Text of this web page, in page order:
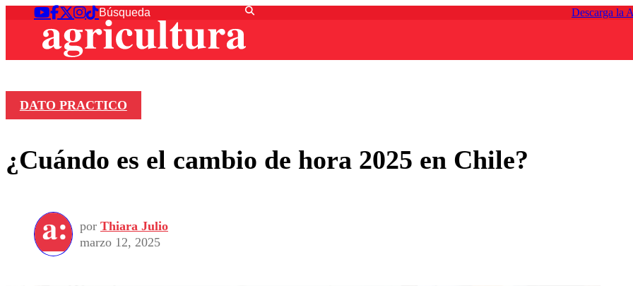
Descarga la
DATO PRACTICO
¿Cuándo es el cambio de hora 2025 en Chile?
por Thiara Julio
marzo 12, 2025